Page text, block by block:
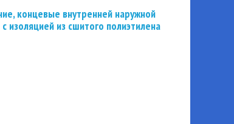
концевые внутренней наружной
изоляцией из сшитого полиэтилена